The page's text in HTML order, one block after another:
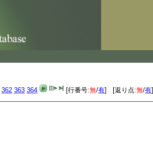
362 363 364 [行番号:無/有] [返り点:無/有]